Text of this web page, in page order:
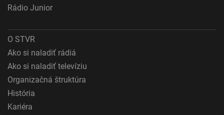
Identifikácia zariadení na základe aktívne
Účely spracovania, ktoré nie sú v kompetencii IAB:
Nevyhnutné
Funkčné
Rádio Junior
O STVR
Ako si naladiť rádiá
Ako si naladiť televíziu
Organizačná štruktúra
História
Kariéra